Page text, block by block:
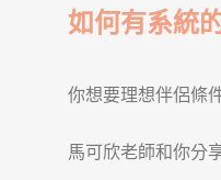
如何有系統
你想要理想伴侶條
馬可欣老師和你分